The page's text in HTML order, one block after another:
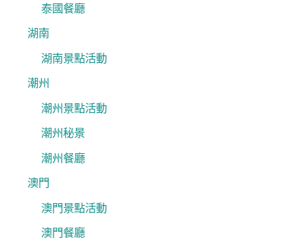
泰國餐廳
湖南
湖南景點活動
潮州
潮州景點活動
潮州秘景
潮州餐廳
澳門
澳門景點活動
澳門餐廳